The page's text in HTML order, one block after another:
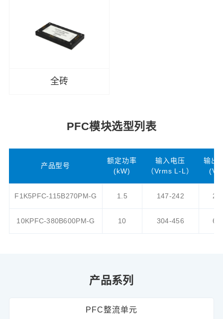
全砖
PFC模块选型列表
产品型号
额定功率
(kW)
输入电压
（Vrms L-L）
输出
F1K5PFC-115B270PM-G 1.5 147-242
10KPFC-380B600PM-G 10 304-456
产品系列
PFC整流单元